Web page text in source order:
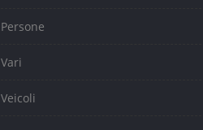
Persone
Vari
Veicoli